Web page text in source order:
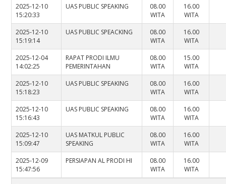
2025-12-10
15:20:33
UAS PUBLIC SPEAKING
08.00
WITA
16.00
WITA
2025-12-10
15:19:14
UAS PUBLIC SPEACKING
08.00
WITA
16.00
WITA
2025-12-04
14:02:25
RAPAT PRODI ILMU
PEMERINTAHAN
08.00
WITA
15.00
WITA
2025-12-10
15:18:23
UAS PUBLIC SPEAKING
08.00
WITA
16.00
WITA
2025-12-10
15:16:43
UAS PUBLIC SPEAKING
08.00
WITA
16.00
WITA
2025-12-10
15:09:47
UAS MATKUL PUBLIC
SPEAKING
08.00
WITA
16.00
WITA
2025-12-09
15:47:56
PERSIAPAN AL PRODI HI
08.00
WITA
16.00
WITA